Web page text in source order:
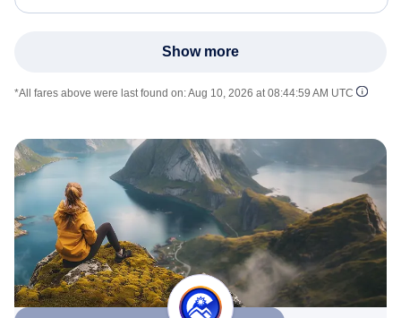
Show more
*All fares above were last found on:Aug 10, 2026 at 08:44:59 AM UTC